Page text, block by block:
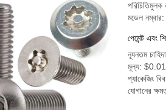
মডেল
পেমেন্ট এবং
ন্যূনতম
মূল্য:
প্যাকেজিং
যোগানের